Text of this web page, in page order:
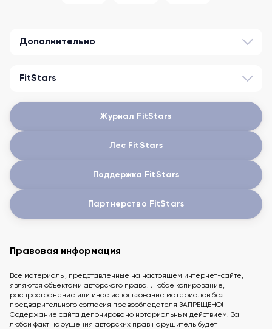
Дополнительно
FitStars
Журнал FitStars
Лес FitStars
Поддержка FitStars
Партнерство FitStars
Правовая информация
Все материалы, представленные на настоящем интернет-сайте,
являются объектами авторского права. Любое копирование,
распространение или иное использование материалов без
предварительного согласия правообладателя ЗАПРЕЩЕНО!
Содержание сайта депонировано нотариальным действием. За
любой факт нарушения авторских прав нарушитель будет